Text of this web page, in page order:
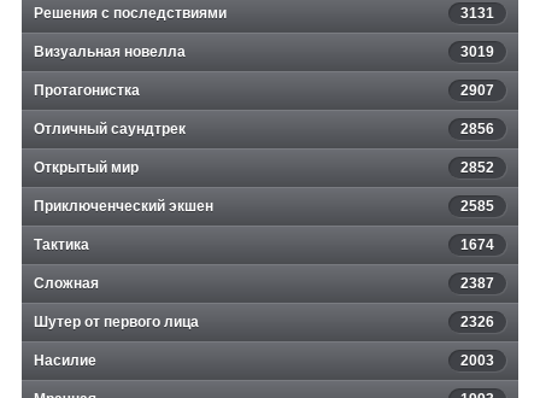
Решения с последствиями 3131
Визуальная новелла 3019
Протагонистка 2907
Отличный саундтрек 2856
Открытый мир 2852
Приключенческий экшен 2585
Тактика 1674
Сложная 2387
Шутер от первого лица 2326
Насилие 2003